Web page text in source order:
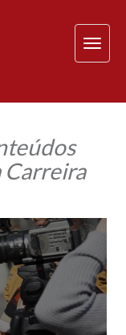
Carreira